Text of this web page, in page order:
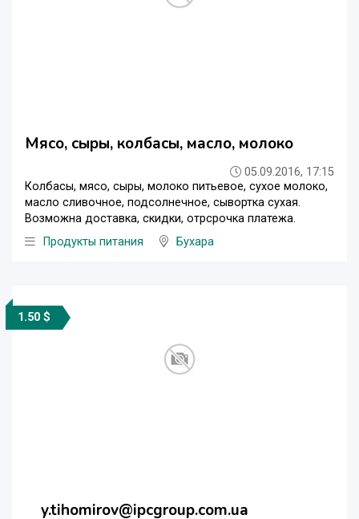
Мясо, сыры, колбасы, масло, молоко
05.09.2016, 17:15
Колбасы, мясо, сыры, молоко питьевое, сухое молоко,
масло сливочное, подсолнечное, сывортка сухая.
Возможна доставка, скидки, отрсрочка платежа.
Продукты питания
Бухара
1.50 $
y.tihomirov@ipcgroup.com.ua